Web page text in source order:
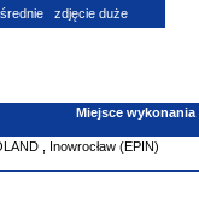
zdjęcie duże
Miejsce wykonania
, Inowrocław (EPIN)